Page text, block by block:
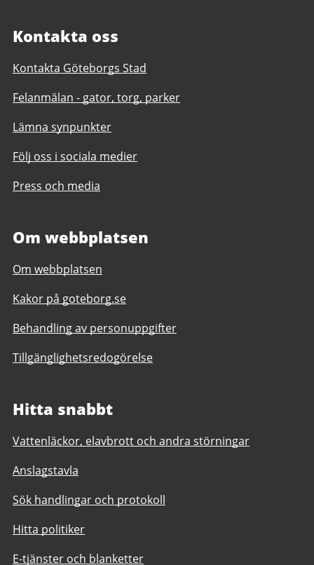
Kontakta oss
Kontakta Göteborgs Stad
Felanmälan - gator, torg, parker
Lämna synpunkter
Följ oss i sociala medier
Press och media
Om webbplatsen
Om webbplatsen
Kakor på goteborg.se
Behandling av personuppgifter
Tillgänglighetsredogörelse
Hitta snabbt
Vattenläckor, elavbrott och andra störningar
Anslagstavla
Sök handlingar och protokoll
Hitta politiker
E-tjänster och blanketter